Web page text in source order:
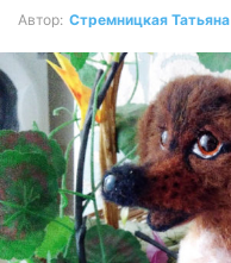
Автор: Стремницкая Татьяна